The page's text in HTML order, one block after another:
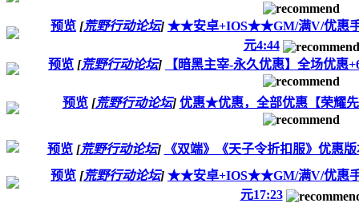
预览 [荒野行动论坛] ★★安卓+IOS★★GM/满V/优惠
元4:44
预览 [荒野行动论坛] 【暗黑主宰-永久优惠】全场优惠
预览 [荒野行动论坛] 优惠★优惠，全部优惠【荣耀
预览 [荒野行动论坛]
《双端》《天子令折扣服》优惠
预览 [荒野行动论坛] ★★安卓+IOS★★GM/满V/优惠
元17:23